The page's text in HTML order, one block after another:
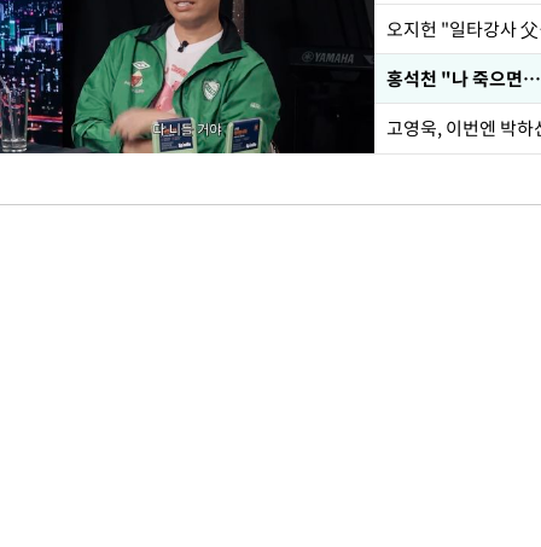
홍석천 "나 죽으면